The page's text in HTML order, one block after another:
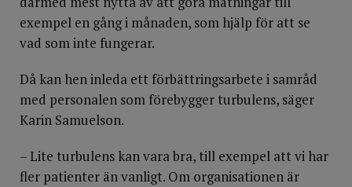
exempel en gång i månaden, som hjälp för att se
vad som inte fungerar.
Då kan hen inleda ett förbättringsarbete i samråd
med personalen som förebygger turbulens, säger
Karin Samuelson.
– Lite turbulens kan vara bra, till exempel att vi har
fler patienter än vanligt. Om organisationen är